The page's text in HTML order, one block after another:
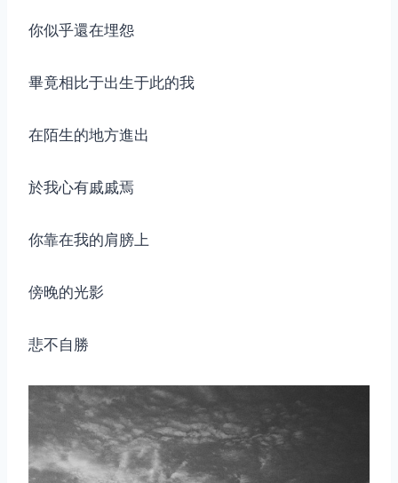
你似乎還在埋怨
畢竟相比于出生于此的我
在陌生的地方進出
於我心有戚戚焉
你靠在我的肩膀上
傍晚的光影
悲不自勝